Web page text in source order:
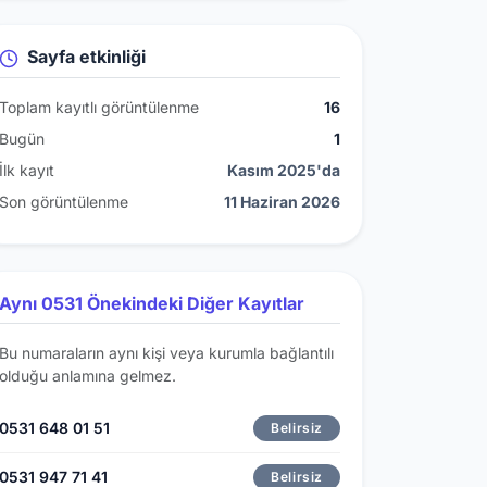
Sayfa etkinliği
Toplam kayıtlı görüntülenme
16
Bugün
1
İlk kayıt
Kasım 2025'da
Son görüntülenme
11 Haziran 2026
Aynı 0531 Önekindeki Diğer Kayıtlar
Bu numaraların aynı kişi veya kurumla bağlantılı
olduğu anlamına gelmez.
0531 648 01 51 Belirsiz
0531 947 71 41 Belirsiz